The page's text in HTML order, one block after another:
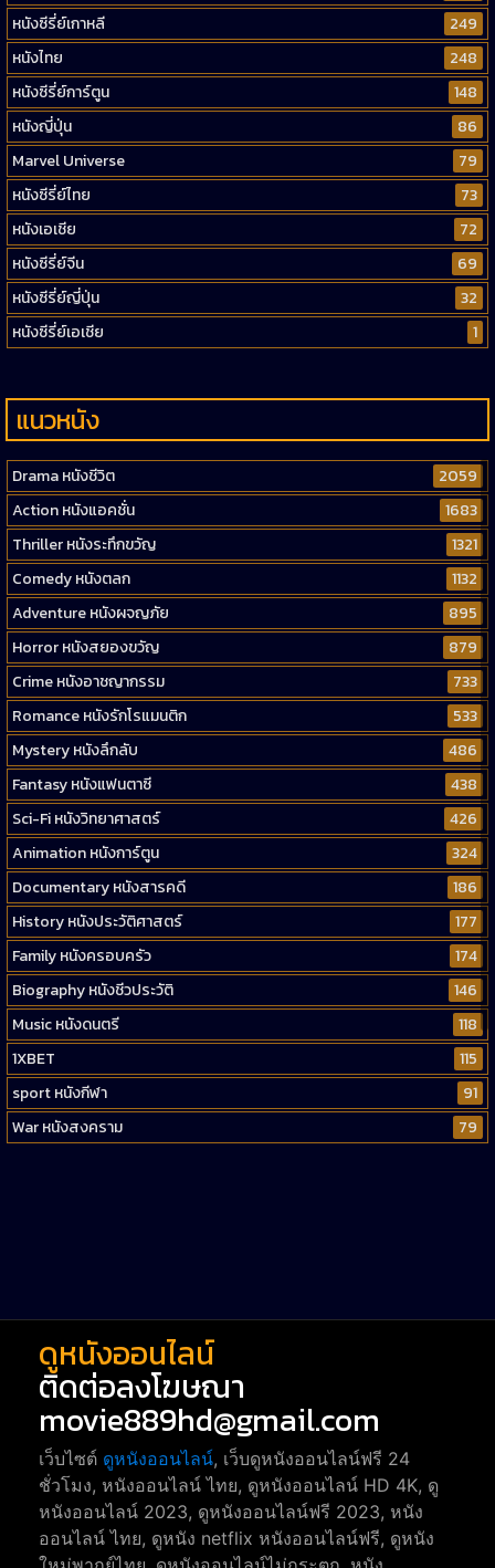
หนังซีรี่ย์เกาหลี
249
หนังไทย
248
หนังซีรี่ย์การ์ตูน
148
หนังญี่ปุ่น
86
Marvel Universe
79
หนังซีรี่ย์ไทย
73
หนังเอเชีย
72
หนังซีรี่ย์จีน
69
หนังซีรี่ย์ญี่ปุ่น
32
หนังซีรี่ย์เอเชีย
1
แนวหนัง
Drama หนังชีวิต
2059
Action หนังแอคชั่น
1683
Thriller หนังระทึกขวัญ
1321
Comedy หนังตลก
1132
Adventure หนังผจญภัย
895
Horror หนังสยองขวัญ
879
Crime หนังอาชญากรรม
733
Romance หนังรักโรแมนติก
533
Mystery หนังลึกลับ
486
Fantasy หนังแฟนตาซี
438
Sci-Fi หนังวิทยาศาสตร์
426
Animation หนังการ์ตูน
324
Documentary หนังสารคดี
186
History หนังประวัติศาสตร์
177
Family หนังครอบครัว
174
Biography หนังชีวประวัติ
146
Music หนังดนตรี
118
1XBET
115
sport หนังกีฬา
91
War หนังสงคราม
79
ดูหนังออนไลน์
ติดต่อลงโฆษณา
movie889hd@gmail.com
เว็บไซต์ ดูหนังออนไลน์, เว็บดูหนังออนไลน์ฟรี 24
ชั่วโมง, หนังออนไลน์ ไทย, ดูหนังออนไลน์ HD 4K, ดู
หนังออนไลน์ 2023, ดูหนังออนไลน์ฟรี 2023, หนัง
ออนไลน์ ไทย, ดูหนัง netflix หนังออนไลน์ฟรี, ดูหนัง